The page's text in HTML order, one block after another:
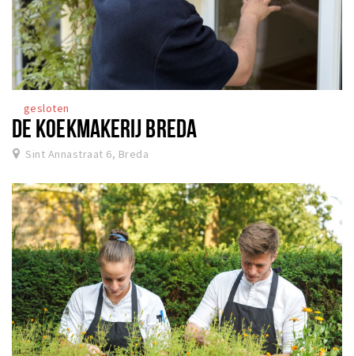
gesloten
DE KOEKMAKERIJ BREDA
Sint Annastraat 6, Breda